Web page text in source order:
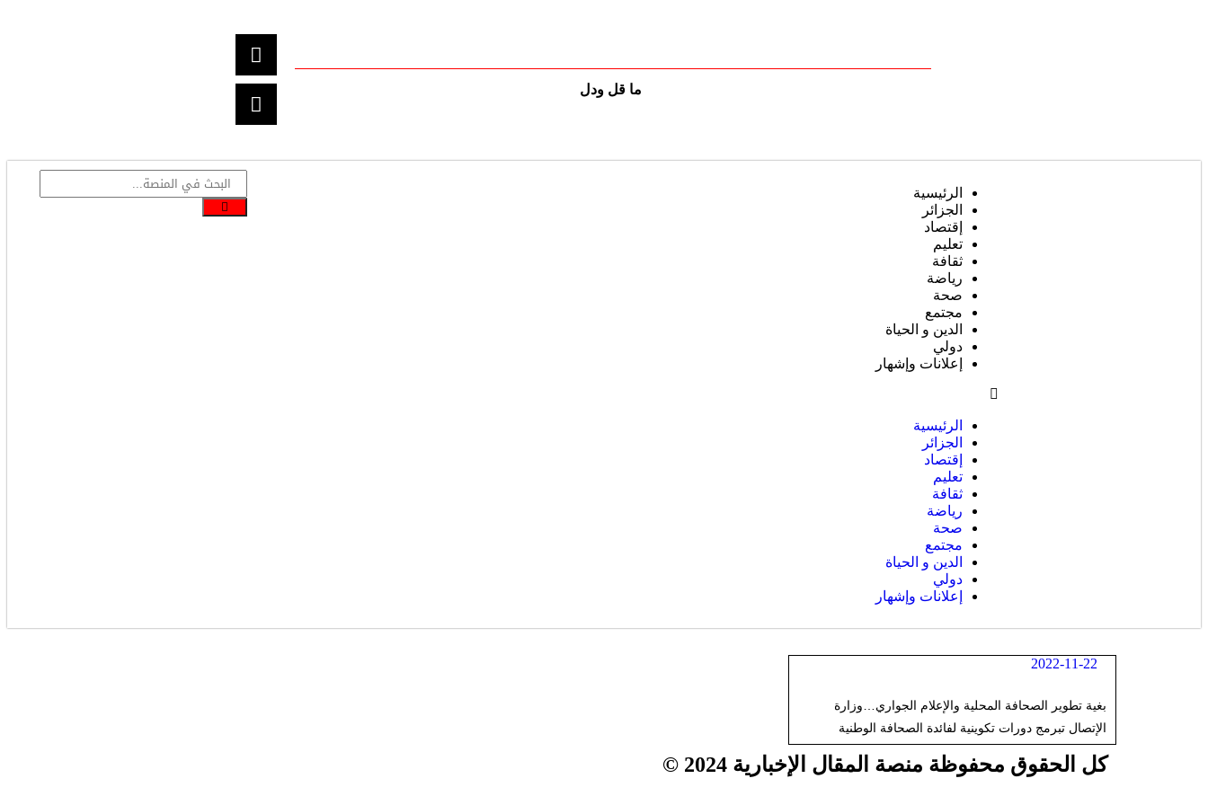
ما قل ودل
الرئيسية
الجزائر
إقتصاد
تعليم
ثقافة
رياضة
صحة
مجتمع
الدين و الحياة
دولي
إعلانات وإشهار
الرئيسية
الجزائر
إقتصاد
تعليم
ثقافة
رياضة
صحة
مجتمع
الدين و الحياة
دولي
إعلانات وإشهار
2022-11-22
بغية تطوير الصحافة المحلية والإعلام الجواري…وزارة
الإتصال تبرمج دورات تكوينية لفائدة الصحافة الوطنية
كل الحقوق محفوظة منصة المقال الإخبارية 2024 ©